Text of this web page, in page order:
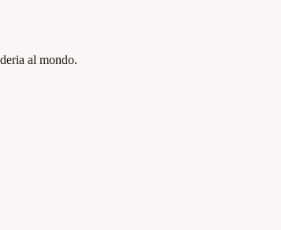
al mondo.